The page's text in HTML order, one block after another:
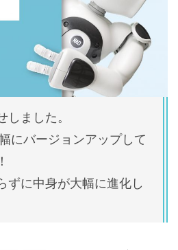
しました。
にバージョンアップして
ずに中身が大幅に進化し